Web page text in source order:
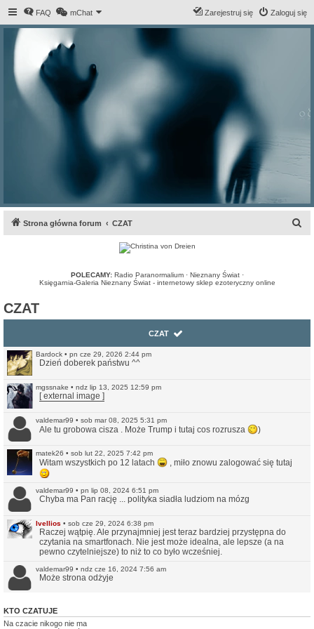
FAQ mChat Zaloguj się
Zarejestruj się
Strona główna forum CZAT
POLECAMY: Radio Paranormalium· Nieznany Świat·
Księgarnia-Galeria Nieznany Świat - internetowy sklep ezoteryczny online
CZAT
CZAT
Bardock • pn cze 29, 2026 2:44 pm
Dzień doberek państwu ^^
mgssnake • ndz lip 13, 2025 12:59 pm
[ external image ]
valdemar99 • sob mar 08, 2025 5:31 pm
Ale tu grobowa cisza . Może Trump i tutaj cos rozrusza )
matek26 • sob lut 22, 2025 7:42 pm
Witam wszystkich po 12 latach , miło znowu zalogować się tutaj
valdemar99 • pn lip 08, 2024 6:51 pm
Chyba ma Pan rację ... polityka siadła ludziom na mózg
Ivellios • sob cze 29, 2024 6:38 pm
Raczej wątpię. Ale przynajmniej jest teraz bardziej przystępna do
czytania na smartfonach. Nie jest może idealna, ale lepsze (a na
pewno czytelniejsze) to niż to co było wcześniej.
valdemar99 • ndz cze 16, 2024 7:56 am
Może strona odżyje
No i pięknie.
KTO CZATUJE
Na czacie nikogo nie ma